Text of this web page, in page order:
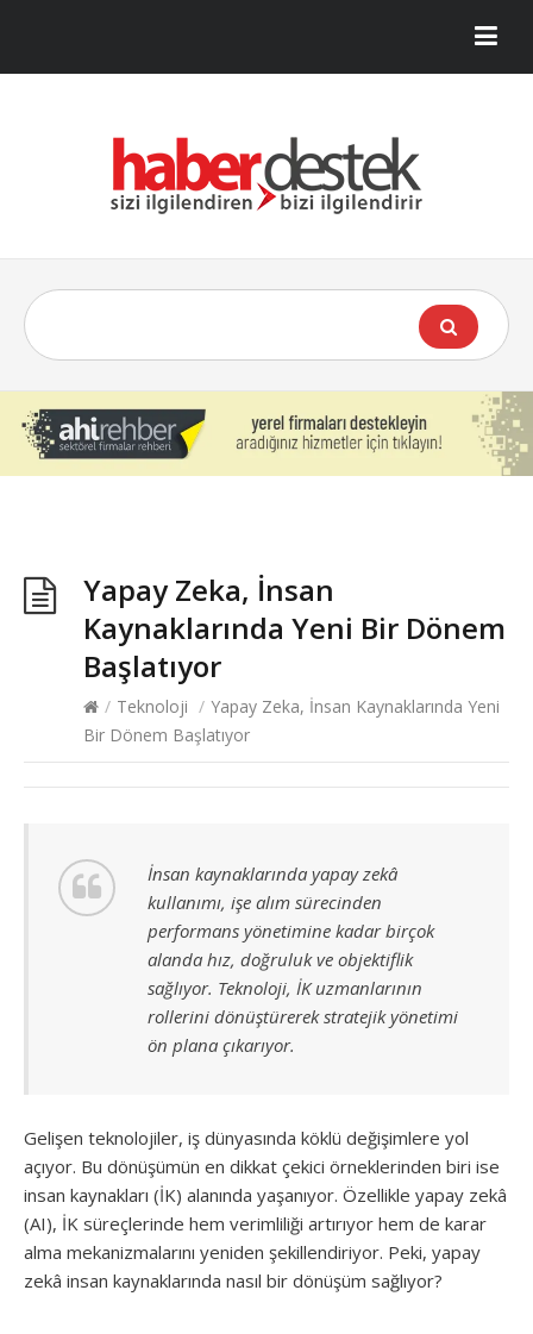
Yapay Zeka, İnsan
Kaynaklarında Yeni Bir Dönem
Başlatıyor
/ Teknoloji / Yapay Zeka, İnsan Kaynaklarında Yeni
Bir Dönem Başlatıyor
İnsan kaynaklarında yapay zekâ
kullanımı, işe alım sürecinden
performans yönetimine kadar birçok
alanda hız, doğruluk ve objektiflik
sağlıyor. Teknoloji, İK uzmanlarının
rollerini dönüştürerek stratejik yönetimi
ön plana çıkarıyor.
Gelişen teknolojiler, iş dünyasında köklü değişimlere yol
açıyor. Bu dönüşümün en dikkat çekici örneklerinden biri ise
insan kaynakları (İK) alanında yaşanıyor. Özellikle yapay zekâ
(AI), İK süreçlerinde hem verimliliği artırıyor hem de karar
alma mekanizmalarını yeniden şekillendiriyor. Peki, yapay
zekâ insan kaynaklarında nasıl bir dönüşüm sağlıyor?